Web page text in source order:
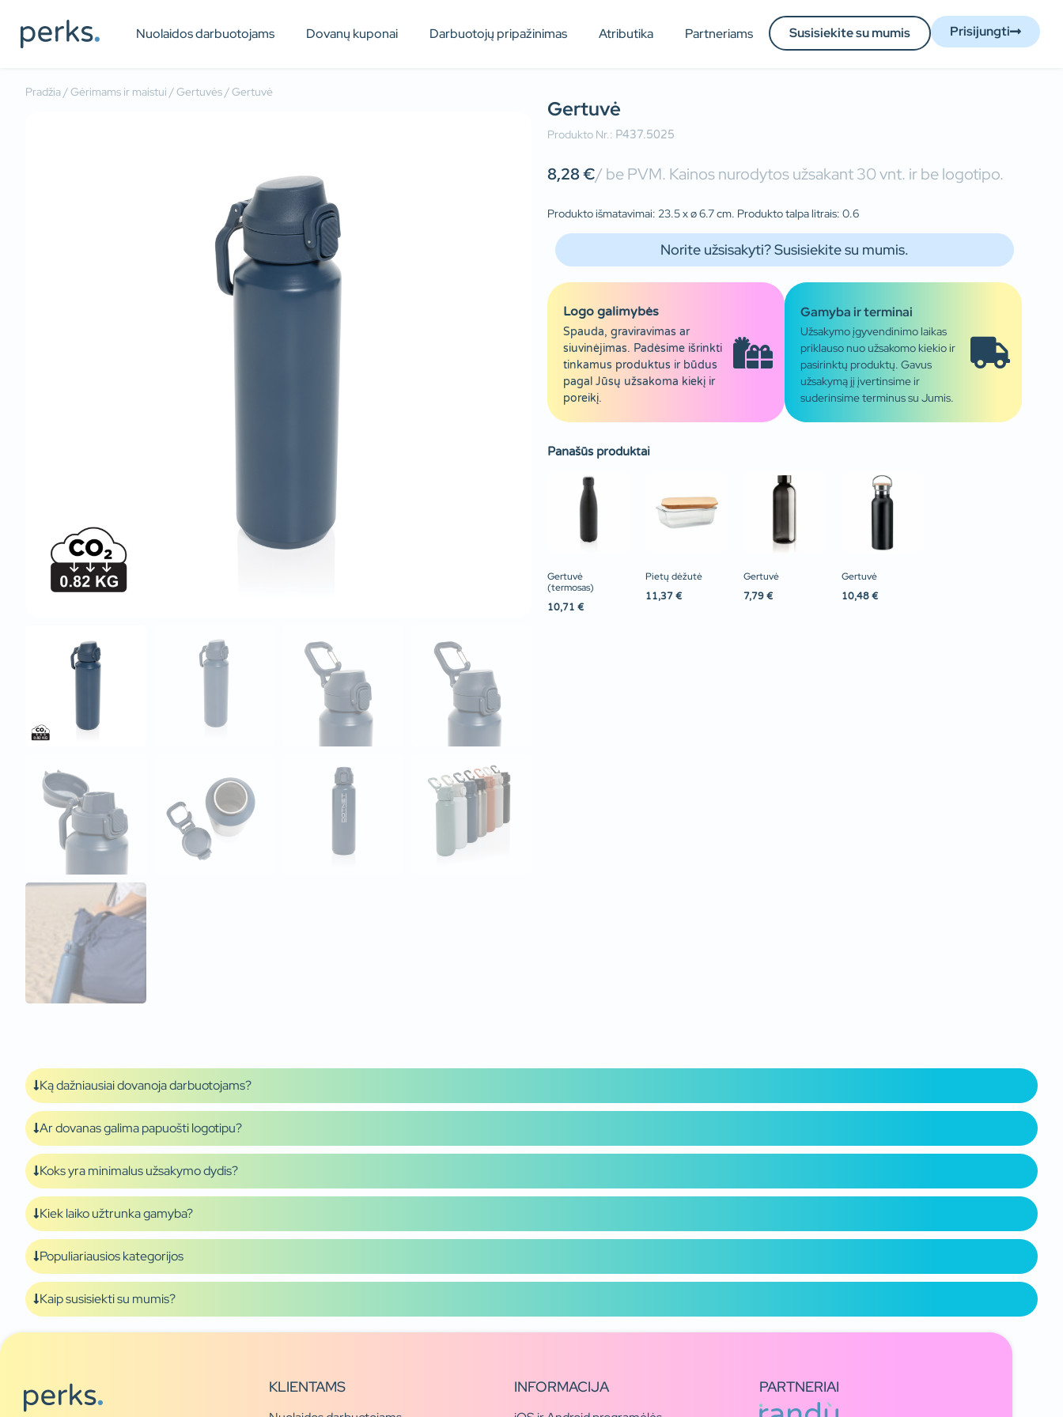
Nuolaidos darbuotojams Dovanų kuponai Darbuotojų pripažinimas Atributika Partneriams Susisiekite su mumis Prisijungti
Pradžia/Gėrimams ir maistui /Gertuvės/ Gertuvė
Gertuvė
Produkto Nr.: P437.5025
8,28€/ be PVM. Kainos nurodytos užsakant 30 vnt. ir be logotipo.
Produkto išmatavimai: 23.5 x ø 6.7 cm. Produkto talpa litrais: 0.6
Norite užsisakyti? Susisiekite su mumis.
Logo galimybės
Spauda, graviravimas ar
siuvinėjimas. Padėsime išrinkti
tinkamus produktus ir būdus
pagal Jūsų užsakoma kiekį ir
poreikį.
Gamyba ir terminai
Užsakymo įgyvendinimo laikas
priklauso nuo užsakomo kiekio ir
pasirinktų produktų. Gavus
užsakymą jį įvertinsime ir
suderinsime terminus su Jumis.
Panašūs produktai
Gertuvė
(termosas)
10,71 €
Pietų dėžutė
11,37 €
Gertuvė
7,79 €
Gertuvė
10,48 €
Ką dažniausiai dovanoja darbuotojams?
Ar dovanas galima papuošti logotipu?
Koks yra minimalus užsakymo dydis?
Kiek laiko užtrunka gamyba?
Populiariausios kategorijos
Kaip susisiekti su mumis?
KLIENTAMS INFORMACIJA PARTNERIAI